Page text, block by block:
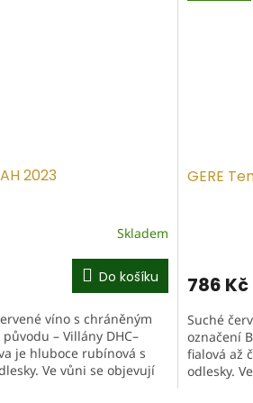
2023
Skladem
Do košíku
víno s chráněným
– Villány DHC–
je hluboce rubínová s
Ve vůni se objevují
GERE
786 Kč
Suché
označení
fialová až
odlesky.